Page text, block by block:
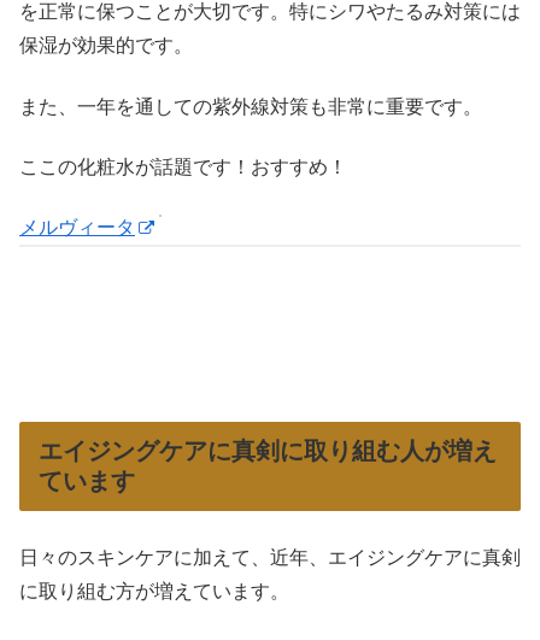
を正常に保つことが大切です。特にシワやたるみ対策には
保湿が効果的です。
また、一年を通しての紫外線対策も非常に重要です。
ここの化粧水が話題です！おすすめ！
メルヴィータ
エイジングケアに真剣に取り組む人が増え
ています
日々のスキンケアに加えて、近年、エイジングケアに真剣
に取り組む方が増えています。